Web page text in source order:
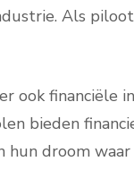
Als
financiële
bieden
droom waar